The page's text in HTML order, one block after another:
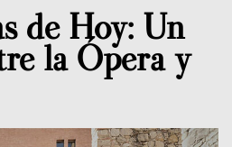
de Hoy: Un
la Ópera y